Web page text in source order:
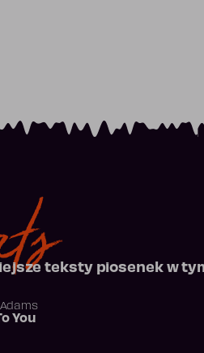
teksty piosenek w
You